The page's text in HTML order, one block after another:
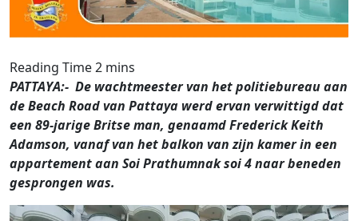
PATTAYA:- De wachtmeester van het politiebureau aan
de Beach Road van Pattaya werd ervan verwittigd dat
een 89-jarige Britse man, genaamd Frederick Keith
Adamson, vanaf van het balkon van zijn kamer in een
appartement aan Soi Prathumnak soi 4 naar beneden
gesprongen was.